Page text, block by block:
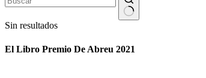
Sin resultados
El Libro Premio De Abreu 2021